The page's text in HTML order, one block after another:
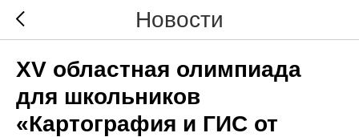
Новости
XV областная олимпиада
для школьников
«Картография и ГИС от